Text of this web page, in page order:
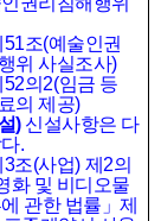
51조(예술인권
위 사실조사)
52의 2(임금 등
의 제공)
) 신설사항은 다
.
3조(사업) 제 2의
화 및 비디오물
관한 법률 」제